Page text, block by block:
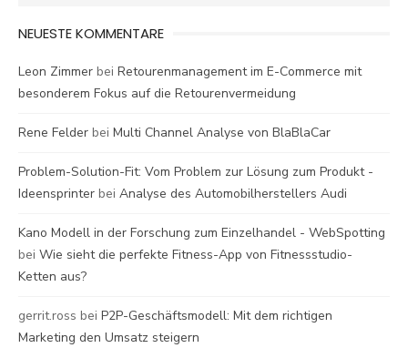
NEUESTE KOMMENTARE
Leon Zimmer bei Retourenmanagement im E-Commerce mit
besonderem Fokus auf die Retourenvermeidung
Rene Felder bei Multi Channel Analyse von BlaBlaCar
Problem-Solution-Fit: Vom Problem zur Lösung zum Produkt -
Ideensprinter bei Analyse des Automobilherstellers Audi
Kano Modell in der Forschung zum Einzelhandel - WebSpotting
bei Wie sieht die perfekte Fitness-App von Fitnessstudio-
Ketten aus?
gerrit.ross bei P2P-Geschäftsmodell: Mit dem richtigen
Marketing den Umsatz steigern